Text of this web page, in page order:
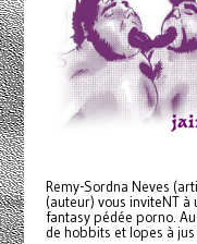
Remy-Sordna Neves
(auteur) vous inviteNT
fantasy pédée porno.
de hobbits et lopes à